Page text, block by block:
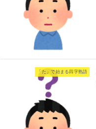
「た」で始まる四字熟語